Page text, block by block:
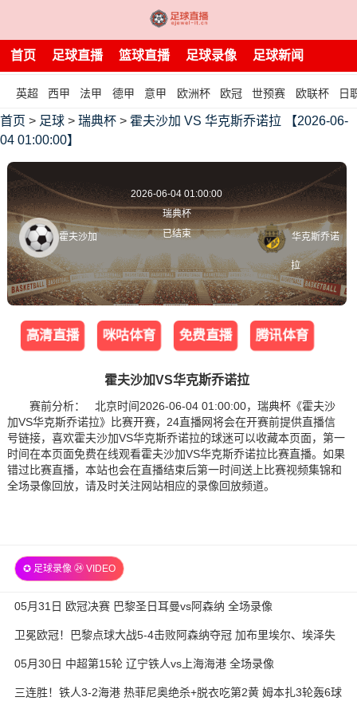
首页 足球直播 篮球直播 足球录像 足球新闻
英超 西甲 法甲 德甲 意甲 欧洲杯 欧冠 世预赛 欧联杯 日
首页 > 足球 > 瑞典杯 > 霍夫沙加 VS 华克斯乔诺拉 【2026-06-
04 01:00:00】
霍夫沙加
2026-06-04 01:00:00
瑞典杯
已结束
华克斯乔诺
拉
高清直播 咪咕体育 免费直播 腾讯体育
霍夫沙加VS华克斯乔诺拉
赛前分析： 北京时间2026-06-04 01:00:00，瑞典杯《霍夫沙
加VS华克斯乔诺拉》比赛开赛，24直播网将会在开赛前提供直播信
号链接，喜欢霍夫沙加VS华克斯乔诺拉的球迷可以收藏本页面，第一
时间在本页面免费在线观看霍夫沙加VS华克斯乔诺拉比赛直播。如果
错过比赛直播，本站也会在直播结束后第一时间送上比赛视频集锦和
全场录像回放，请及时关注网站相应的录像回放频道。
✪ 足球录像 ㉔ VIDEO
05月31日 欧冠决赛 巴黎圣日耳曼vs阿森纳 全场录像
卫冕欧冠！巴黎点球大战5-4击败阿森纳夺冠 加布里埃尔、埃泽失
05月30日 中超第15轮 辽宁铁人vs上海海港 全场录像
三连胜！铁人3-2海港 热菲尼奥绝杀+脱衣吃第2黄 姆本扎3轮轰6球